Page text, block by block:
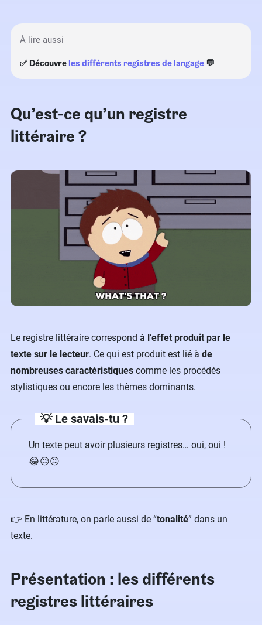
À lire aussi
✅ Découvre les différents registres de langage 💬
Qu’est-ce qu’un registre
littéraire ?
Le registre littéraire correspond à l’effet produit par le
texte sur le lecteur. Ce qui est produit est lié à de
nombreuses caractéristiques comme les procédés
stylistiques ou encore les thèmes dominants.
💡 Le savais-tu ?
Un texte peut avoir plusieurs registres… oui, oui !
😂😥😖
👉 En littérature, on parle aussi de “tonalité” dans un
texte.
Présentation : les différents
registres littéraires